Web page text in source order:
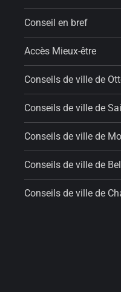
Conseil en bref
Accès Mieux-être
Conseils de ville de
Conseils de ville de
Conseils de ville de
Conseils de ville de
Conseils de ville de